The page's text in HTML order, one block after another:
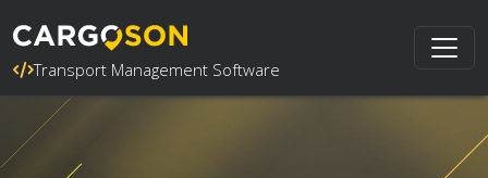
Transport Management Software